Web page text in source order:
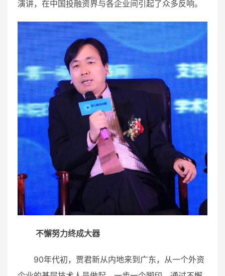
演讲，在中国投融资界与各企业间引起了众多反响。
不懈努力终成大器
90年代初，贾君新从内地来到广东，从一个外资